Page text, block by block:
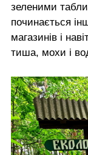
зеленими
починається
магазинів і
тиша, мохи і